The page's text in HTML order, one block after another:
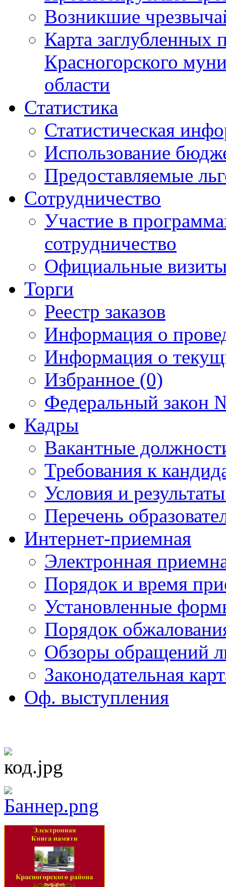
Возникшие
Карта
Красногорского
области
Статистика
Статистическая
Использование
Предоставляемые
Сотрудничество
Участие в
сотрудничество
Официальные
Торги
Реестр заказов
Информация о
Информация о
Избранное (0)
Федеральный закон
Кадры
Вакантные
Требования к
Условия и
Перечень
Интернет-приемная
Электронная
Порядок и время
Установленные
Порядок
Обзоры обращений
Законодательная
Оф. выступления